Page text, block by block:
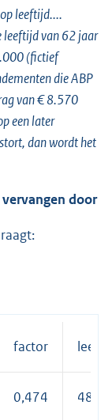
leeftijd....
leeftijd van 62 jaar
(fictief
die ABP
van € 8.570
een later
dan wordt het
door
factor
0,474 48